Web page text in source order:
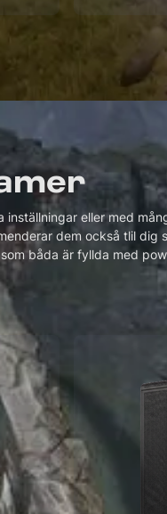
eller med
dem också tlil dig
båda är fyllda med